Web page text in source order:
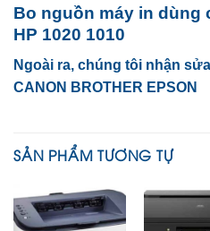
Bo nguồn máy in dùng
HP 1020 1010
Ngoài ra, chúng tôi nhận
CANON BROTHER EPSON
SẢN PHẨM TƯƠNG TỰ